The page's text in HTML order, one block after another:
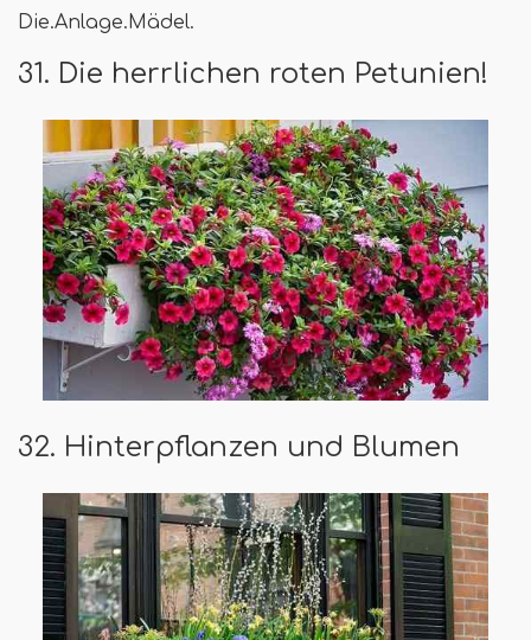
Die.Anlage.Mädel.
31. Die herrlichen roten Petunien!
32. Hinterpflanzen und Blumen